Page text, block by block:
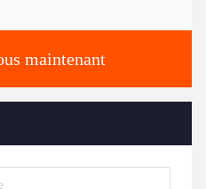
maintenant